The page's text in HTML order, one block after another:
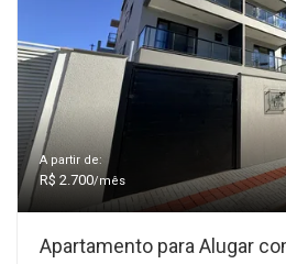
A partir de:
R$ 2.700/mês
Apartamento para Alugar